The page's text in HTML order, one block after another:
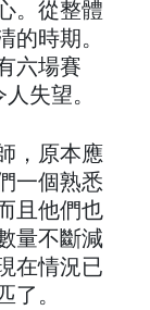
。從整體
的時期。
六場賽
失望。
，原本應
一個熟悉
且他們也
量不斷減
在情況已
了。